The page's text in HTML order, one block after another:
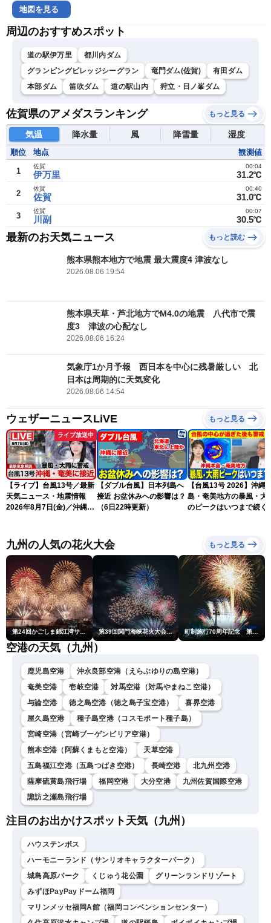
地図を見る
周辺のおすすめスポット
道の駅伊万里
都川内ダム
グランピングビレッジシーグラン
竜門ダム(佐賀)
有田ダム
本部ダム
笛吹ダム 道の駅山内 狩立・日ノ峯ダム
佐賀県のアメダスランキング もっと見る
気温 降水量 風 降雪量 湿度
順位 地点 観測値
1 伊万里
佐賀
31.2℃
00:04
2 佐賀
佐賀
31.0℃
00:40
3 川副
佐賀
30.5℃
00:07
最新のお天気ニュース もっと読む
熊本県熊本地方で地震 最大震度4 津波なし
2026.08.06 19:54
熊本県天草・芦北地方でM4.0の地震 八代市で震
度3 津波の心配なし
2026.08.06 16:24
気象庁1か月予報 西日本を中心に残暑厳しい 北
日本は周期的に天気変化
2026.08.06 14:54
ウェザーニュースLiVE もっと見る
ライブ放送中
【ライブ】台風13号／最新
天気ニュース・地震情報
2026年8月7日(金)／沖縄・
スLiVEモーニング・松本真
央／有賀哲夫〉
【ダブル台風】日本列島へ
接近 お盆休みへの影響は？
（6日22時更新）
【台風13号 2026】沖縄
島・奄美地方の暴風・大
のピークはいつまで続く
九州の人気の花火大会 もっと見る
第24回かごしま錦江湾サマーナイト大花火大会 第39回関門海峡花火大会(門司側)
空港の天気（九州）
鹿児島空港
沖永良部空港（えらぶゆりの島空港）
奄美空港
壱岐空港
対馬空港（対馬やまねこ空港）
与論空港
徳之島空港（徳之島子宝空港）
喜界空港
屋久島空港
種子島空港（コスモポート種子島）
宮崎空港（宮崎ブーゲンビリア空港）
熊本空港（阿蘇くまもと空港）
天草空港
五島福江空港（五島つばき空港）
長崎空港
北九州空港
薩摩硫黄島飛行場
福岡空港 大分空港
九州佐賀国際空港
諏訪之瀬島飛行場
注目のお出かけスポット天気（九州）
ハウステンボス
ハーモニーランド（サンリオキャラクターパーク）
城島高原パーク
くじゅう花公園
グリーンランドリゾート
みずほPayPayドーム福岡
マリンメッセ福岡A館（福岡コンベンションセンター）